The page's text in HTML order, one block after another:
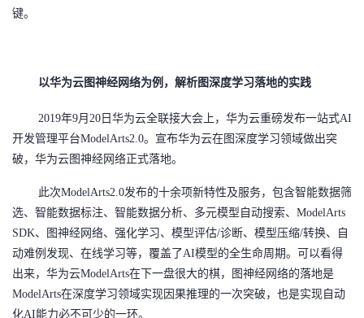
键。
以华为云图神经网络为例，解析图深度学习落地的实践
2019年9月20日华为云全联接大会上，华为云重磅发布一站式AI
开发管理平台ModelArts2.0。宣布华为云在图深度学习领域做出突
破，华为云图神经网络正式落地。
此次ModelArts2.0发布的十余项新特性及服务，包含智能数据筛
选、智能数据标注、智能数据分析、多元模型自动搜索、ModelArts
SDK、图神经网络、强化学习、模型评估/诊断、模型压缩/转换、自
动难例发现、在线学习等，覆盖了AI模型的全生命周期。可以看得
出来，华为云ModelArts在下一盘很大的棋，图神经网络的落地是
ModelArts在深度学习领域实现因果推理的一次突破，也是实现自动
化AI能力必不可少的一环。